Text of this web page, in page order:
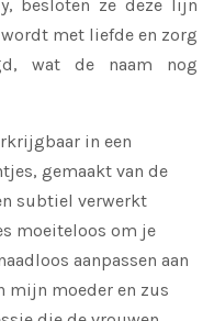
besloten ze deze lijn
met liefde en zorg
wat de naam nog
in een
gemaakt van de
subtiel verwerkt
moeiteloos om je
aanpassen aan
mijn moeder en zus